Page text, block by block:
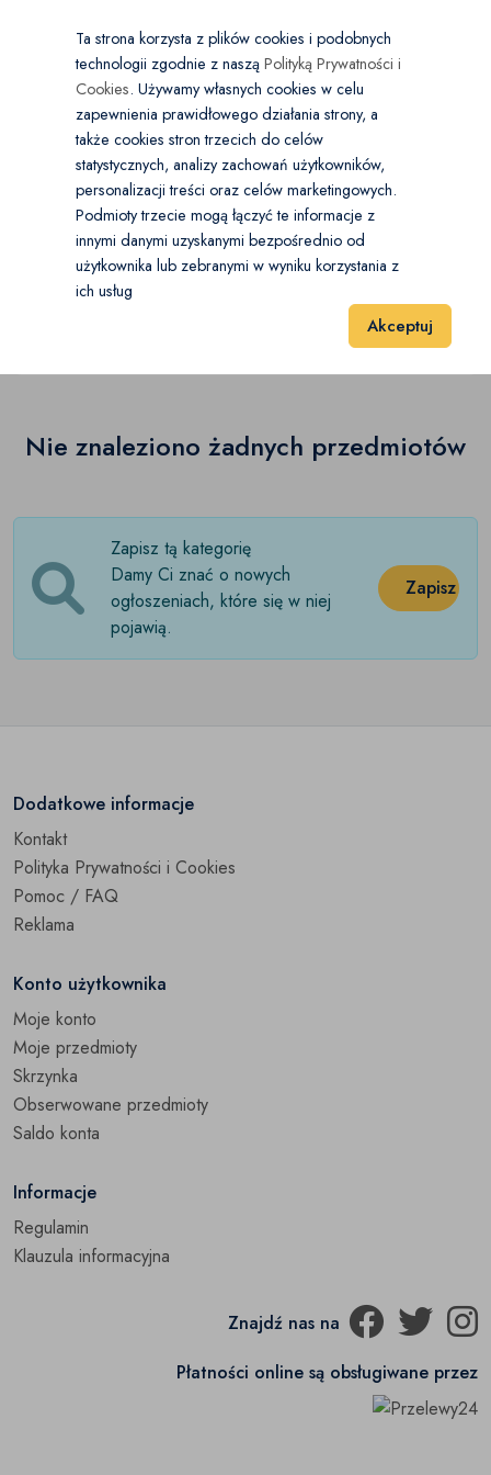
Wybierz kategorię
Wykończenie wnętrz
Akcesoria do płytek(0)
Kuchnia(0)
Łazienka
Płytki(0)
Pozostałe(0)
×
Kraj PL
PLN
Dom i Ogród
Wykończenie wnętrz
Tapety i panele ścienne
Tapety i panele ścienne
20 40 60
Nie znaleziono żadnych przedmiotów
Zapisz tą kategorię
Damy Ci znać o nowych
ogłoszeniach, które się w niej
pojawią.
Zapisz
Dodatkowe informacje
Kontakt
Polityka Prywatności i Cookies
Pomoc / FAQ
Reklama
Konto użytkownika
Moje konto
Moje przedmioty
Skrzynka
Obserwowane przedmioty
Saldo konta
Informacje
Regulamin
Klauzula informacyjna
Znajdź nas na
Płatności online są obsługiwane przez
Ta strona korzysta z plików cookies i podobnych
technologii zgodnie z nasząPolityką Prywatności i
Cookies. Używamy własnych cookies w celu
zapewnienia prawidłowego działania strony, a
także cookies stron trzecich do celów
statystycznych, analizy zachowań użytkowników,
personalizacji treści oraz celów marketingowych.
Podmioty trzecie mogą łączyć te informacje z
innymi danymi uzyskanymi bezpośrednio od
użytkownika lub zebranymi w wyniku korzystania z
ich usług
Akceptuj